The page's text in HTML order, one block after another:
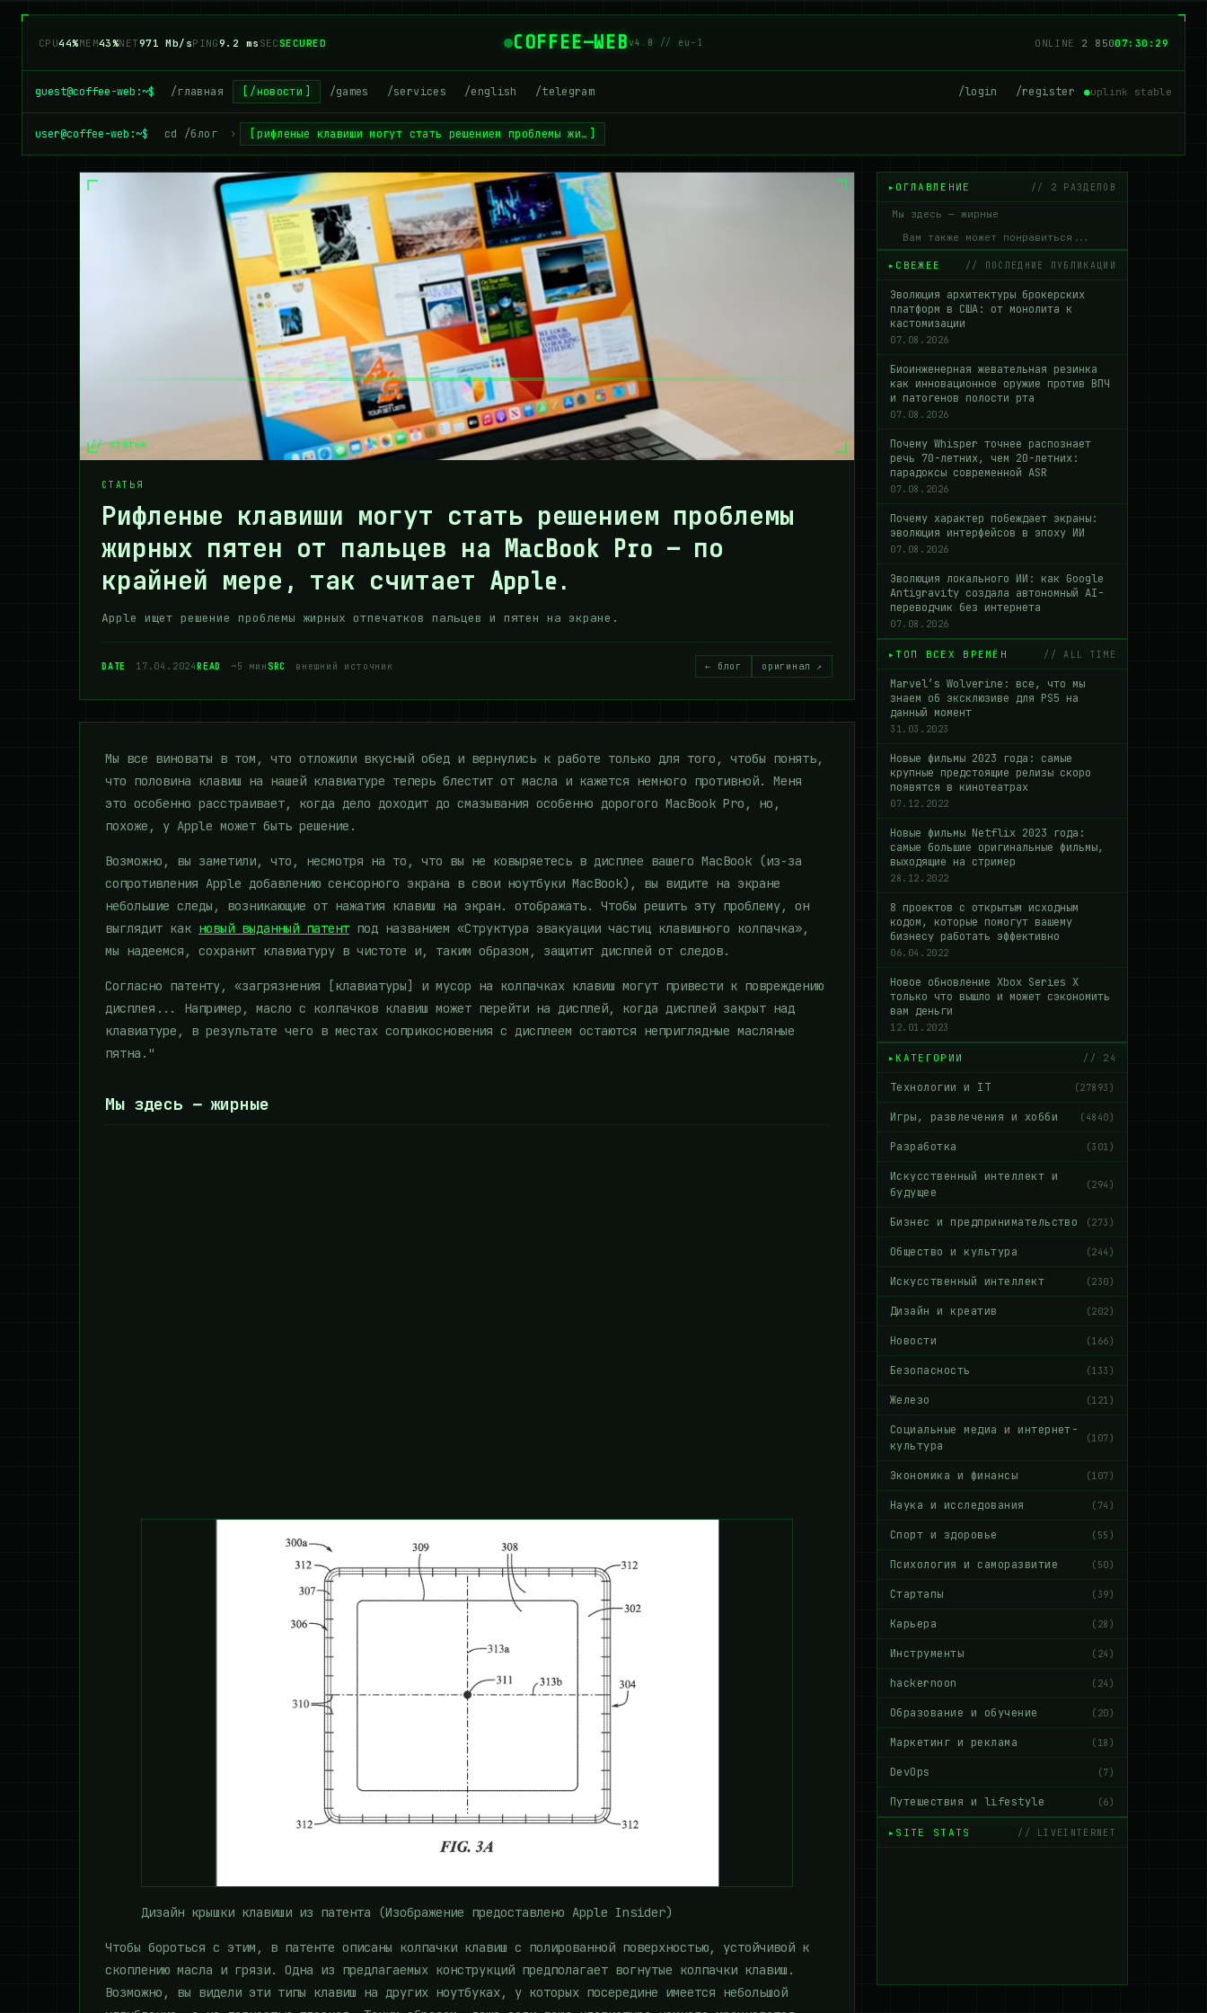
CPU47%MEM43%NET957 Mb/sPING9.2 ms SECSECURED COFFEE—WEBv4.0 // eu-1 ONLINE 2 84307:30:30
guest@coffee-web:~$ /главная /новости /games /services /english /telegram /login /register ●uplink stable
user@coffee-web:~$ cd /блог › рифленые клавиши могут стать решением проблемы жи…
// статья
СТАТЬЯ
Рифленые клавиши могут стать решением проблемы
жирных пятен от пальцев на MacBook Pro — по
крайней мере, так считает Apple.
Apple ищет решение проблемы жирных отпечатков пальцев и пятен на экране.
DATE 17.04.2024READ ~5 минSRC внешний источник ← блог оригинал ↗
Мы все виноваты в том, что отложили вкусный обед и вернулись к работе только для того, чтобы понять,
что половина клавиш на нашей клавиатуре теперь блестит от масла и кажется немного противной. Меня
это особенно расстраивает, когда дело доходит до смазывания особенно дорогого MacBook Pro, но,
похоже, у Apple может быть решение.
Возможно, вы заметили, что, несмотря на то, что вы не ковыряетесь в дисплее вашего MacBook (из-за
сопротивления Apple добавлению сенсорного экрана в свои ноутбуки MacBook), вы видите на экране
небольшие следы, возникающие от нажатия клавиш на экран. отображать. Чтобы решить эту проблему, он
выглядит как новый выданный патент под названием «Структура эвакуации частиц клавишного колпачка»,
мы надеемся, сохранит клавиатуру в чистоте и, таким образом, защитит дисплей от следов.
Согласно патенту, «загрязнения [клавиатуры] и мусор на колпачках клавиш могут привести к повреждению
дисплея... Например, масло с колпачков клавиш может перейти на дисплей, когда дисплей закрыт над
клавиатуре, в результате чего в местах соприкосновения с дисплеем остаются неприглядные масляные
пятна."
Мы здесь — жирные
Дизайн крышки клавиши из патента (Изображение предоставлено Apple Insider)
Чтобы бороться с этим, в патенте описаны колпачки клавиш с полированной поверхностью, устойчивой к
скоплению масла и грязи. Одна из предлагаемых конструкций предполагает вогнутые колпачки клавиш.
Возможно, вы видели эти типы клавиш на других ноутбуках, у которых посередине имеется небольшой
ОГЛАВЛЕНИЕ // 2 РАЗДЕЛОВ
Мы здесь — жирные
Вам также может понравиться...
СВЕЖЕЕ // ПОСЛЕДНИЕ ПУБЛИКАЦИИ
Эволюция архитектуры брокерских
платформ в США: от монолита к
кастомизации
07.08.2026
Биоинженерная жевательная резинка
как инновационное оружие против ВПЧ
и патогенов полости рта
07.08.2026
Почему Whisper точнее распознает
речь 70-летних, чем 20-летних:
парадоксы современной ASR
07.08.2026
Почему характер побеждает экраны:
эволюция интерфейсов в эпоху ИИ
07.08.2026
Эволюция локального ИИ: как Google
Antigravity создала автономный AI-
переводчик без интернета
07.08.2026
ТОП ВСЕХ ВРЕМЁН // ALL TIME
Marvel’s Wolverine: все, что мы
знаем об эксклюзиве для PS5 на
данный момент
31.03.2023
Новые фильмы 2023 года: самые
крупные предстоящие релизы скоро
появятся в кинотеатрах
07.12.2022
Новые фильмы Netflix 2023 года:
самые большие оригинальные фильмы,
выходящие на стример
28.12.2022
8 проектов с открытым исходным
кодом, которые помогут вашему
бизнесу работать эффективно
06.04.2022
Новое обновление Xbox Series X
только что вышло и может сэкономить
вам деньги
12.01.2023
КАТЕГОРИИ // 24
Технологии и IT (27893)
Игры, развлечения и хобби (4840)
Разработка (301)
Искусственный интеллект и
будущее
(294)
Бизнес и предпринимательство (273)
Общество и культура (244)
Искусственный интеллект (230)
Дизайн и креатив (202)
Новости (166)
Безопасность (133)
Железо (121)
Социальные медиа и интернет-
культура
(107)
Экономика и финансы (107)
Наука и исследования (74)
Спорт и здоровье (55)
Психология и саморазвитие (50)
Стартапы (39)
Карьера (28)
Инструменты (24)
hackernoon (24)
Образование и обучение (20)
Маркетинг и реклама (18)
DevOps (7)
Путешествия и lifestyle (6)
SITE STATS // LIVEINTERNET